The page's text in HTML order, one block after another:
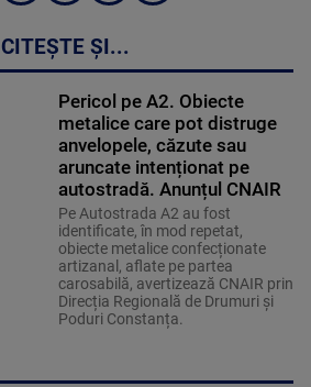
CITEȘTE ȘI...
Pericol pe A2. Obiecte
metalice care pot distruge
anvelopele, căzute sau
aruncate intenționat pe
autostradă. Anunțul CNAIR
Pe Autostrada A2 au fost
identificate, în mod repetat,
obiecte metalice confecționate
artizanal, aflate pe partea
carosabilă, avertizează CNAIR prin
Direcția Regională de Drumuri și
Poduri Constanța.